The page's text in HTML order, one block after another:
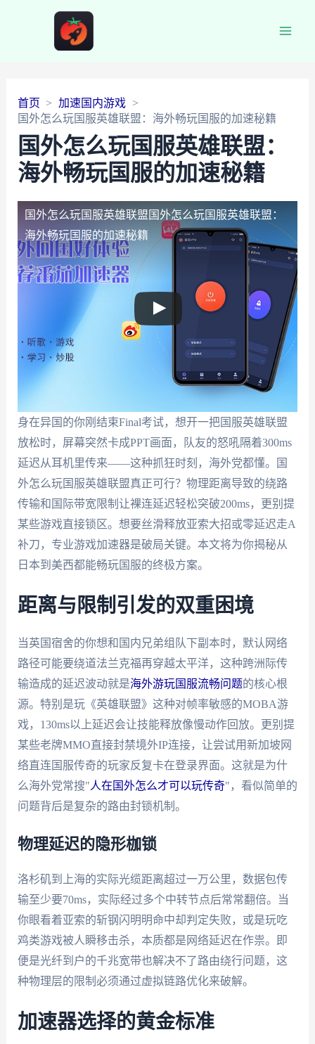
首页
加速国内游戏
国外怎么玩国服英雄联盟：海外畅玩国服的加速秘籍
国外怎么玩国服英雄联盟：
海外畅玩国服的加速秘籍
国外怎么玩国服英雄联盟国外怎么玩国服英雄联盟：
海外畅玩国服的加速秘籍
身在异国的你刚结束Final考试，想开一把国服英雄联盟
放松时，屏幕突然卡成PPT画面，队友的怒吼隔着300ms
延迟从耳机里传来——这种抓狂时刻，海外党都懂。国
外怎么玩国服英雄联盟真正可行？物理距离导致的绕路
传输和国际带宽限制让裸连延迟轻松突破200ms，更别提
某些游戏直接锁区。想要丝滑释放亚索大招或零延迟走A
补刀，专业游戏加速器是破局关键。本文将为你揭秘从
日本到美西都能畅玩国服的终极方案。
距离与限制引发的双重困境
当英国宿舍的你想和国内兄弟组队下副本时，默认网络
路径可能要绕道法兰克福再穿越太平洋，这种跨洲际传
输造成的延迟波动就是海外游玩国服流畅问题的核心根
源。特别是玩《英雄联盟》这种对帧率敏感的MOBA游
戏，130ms以上延迟会让技能释放像慢动作回放。更别提
某些老牌MMO直接封禁境外IP连接，让尝试用新加坡网
络直连国服传奇的玩家反复卡在登录界面。这就是为什
么海外党常搜"人在国外怎么才可以玩传奇"，看似简单的
问题背后是复杂的路由封锁机制。
物理延迟的隐形枷锁
洛杉矶到上海的实际光缆距离超过一万公里，数据包传
输至少要70ms，实际经过多个中转节点后常常翻倍。当
你眼看着亚索的斩钢闪明明命中却判定失败，或是玩吃
鸡类游戏被人瞬移击杀，本质都是网络延迟在作祟。即
便是光纤到户的千兆宽带也解决不了路由绕行问题，这
种物理层的限制必须通过虚拟链路优化来破解。
加速器选择的黄金标准